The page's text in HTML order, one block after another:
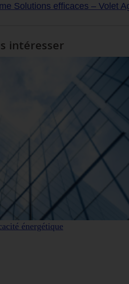
Solutions efficaces – Volet
intéresser
énergétique